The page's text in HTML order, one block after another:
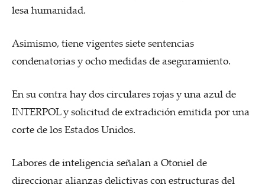
lesa humanidad.
Asimismo, tiene vigentes siete sentencias
condenatorias y ocho medidas de aseguramiento.
En su contra hay dos circulares rojas y una azul de
INTERPOL y solicitud de extradición emitida por una
corte de los Estados Unidos.
Labores de inteligencia señalan a Otoniel de
direccionar alianzas delictivas con estructuras del